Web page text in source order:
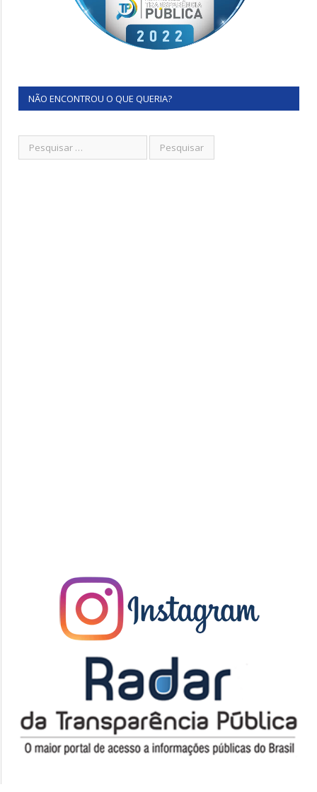
NÃO ENCONTROU O QUE QUERIA?